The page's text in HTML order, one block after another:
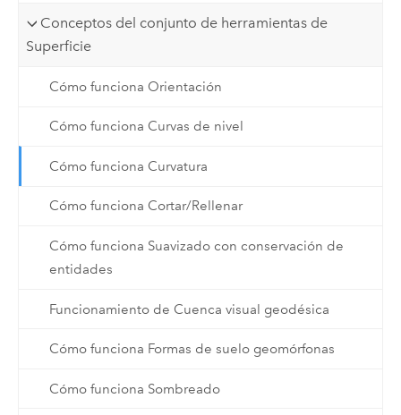
Conceptos del conjunto de herramientas de
Superficie
Cómo funciona Orientación
Cómo funciona Curvas de nivel
Cómo funciona Curvatura
Cómo funciona Cortar/Rellenar
Cómo funciona Suavizado con conservación de
entidades
Funcionamiento de Cuenca visual geodésica
Cómo funciona Formas de suelo geomórfonas
Cómo funciona Sombreado